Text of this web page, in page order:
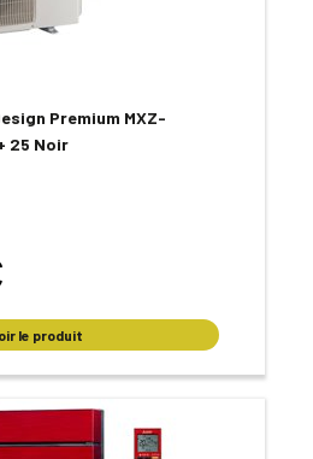
Premium MXZ-
25 Noir
le produit